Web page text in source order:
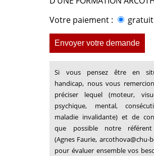
Votre paiement :
gratuit
Si vous pensez être en
handicap, nous vous
préciser lequel (moteur,
psychique, mental,
maladie invalidante) et de
que possible notre référent
(Agnes Faurie, arcothova@chu-
pour évaluer ensemble vos